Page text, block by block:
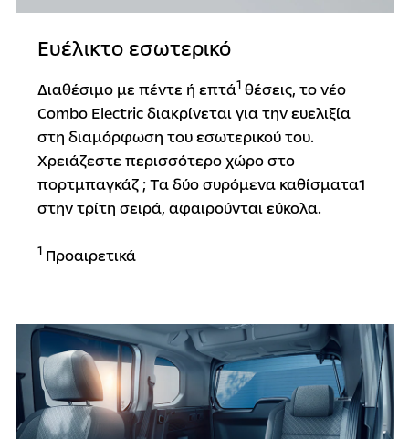
Ευέλικτο εσωτερικό
Διαθέσιμο με πέντε ή επτά1θέσεις, το νέο
Combo Electric διακρίνεται για την ευελιξία
στη διαμόρφωση του εσωτερικού του.
Χρειάζεστε περισσότερο χώρο στο
πορτμπαγκάζ ; Τα δύο συρόμενα καθίσματα1
στην τρίτη σειρά, αφαιρούνται εύκολα.
1Προαιρετικά